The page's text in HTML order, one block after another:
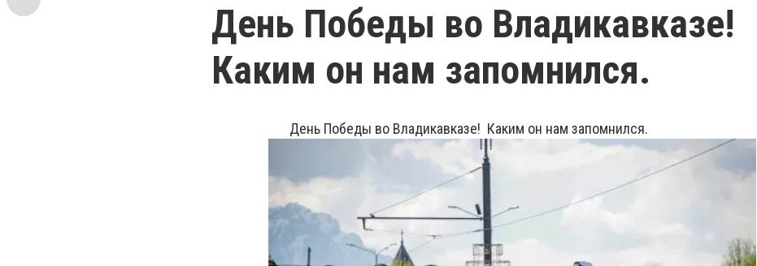
День Победы во Владикавказе!
Каким он нам запомнился.
День Победы во Владикавказе! Каким он нам запомнился.